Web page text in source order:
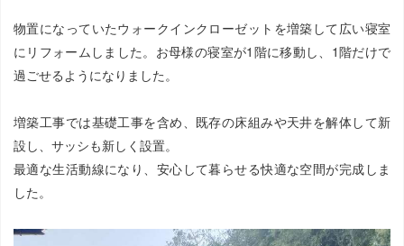
物置になっていたウォークインクローゼットを増築して広い寝室
にリフォームしました。お母様の寝室が1階に移動し、1階だけで
過ごせるようになりました。
増築工事では基礎工事を含め、既存の床組みや天井を解体して新
設し、サッシも新しく設置。
最適な生活動線になり、安心して暮らせる快適な空間が完成しま
した。